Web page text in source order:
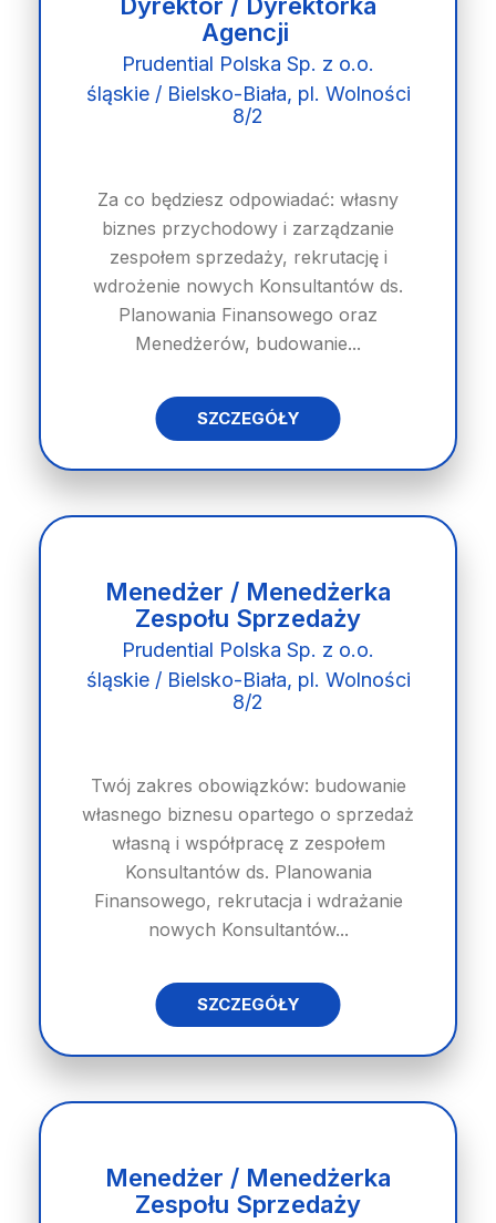
Agencji
Prudential Polska Sp. z o.o.
śląskie / Bielsko-Biała, pl. Wolności
8/2
Za co będziesz odpowiadać: własny
biznes przychodowy i zarządzanie
zespołem sprzedaży, rekrutację i
wdrożenie nowych Konsultantów ds.
Planowania Finansowego oraz
Menedżerów, budowanie...
SZCZEGÓŁY
Menedżer / Menedżerka
Zespołu Sprzedaży
Prudential Polska Sp. z o.o.
śląskie / Bielsko-Biała, pl. Wolności
8/2
Twój zakres obowiązków: budowanie
własnego biznesu opartego o sprzedaż
własną i współpracę z zespołem
Konsultantów ds. Planowania
Finansowego, rekrutacja i wdrażanie
nowych Konsultantów...
SZCZEGÓŁY
Menedżer / Menedżerka
Zespołu Sprzedaży